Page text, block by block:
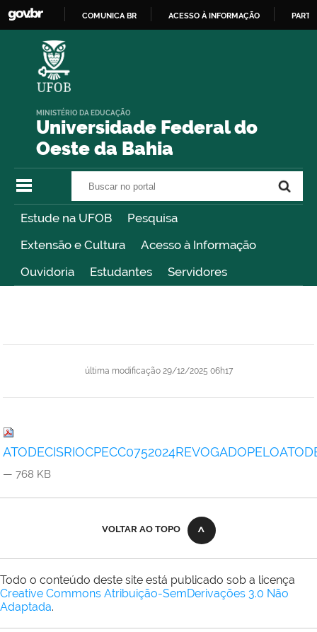
COMUNICA BR ACESSO À INFORMAÇÃO
Universidade Federal do
Oeste da Bahia
MINISTÉRIO DA EDUCAÇÃO
Estude na UFOB
Pesquisa
Extensão e Cultura
Acesso à Informação
Ouvidoria
Estudantes Servidores
última modificação29/12/2025 06h17
— 768 KB
VOLTAR AO TOPO
Todo o conteúdo deste site está publicado sob a licença
Creative Commons Atribuição-SemDerivações 3.0 Não
Adaptada.